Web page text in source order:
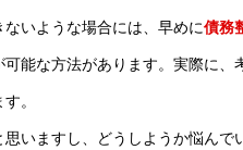
いような場合には、早めに債務
可能な方法があります。実際に
。
いますし、どうしようか悩ん